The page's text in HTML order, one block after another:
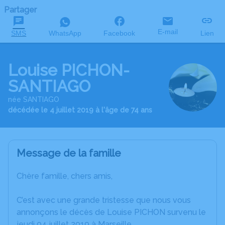
Partager
SMS WhatsApp Facebook E-mail Lien
Louise PICHON-
SANTIAGO
née SANTIAGO
décédée le 4 juillet 2019 à l'âge de 74 ans
Message de la famille
Chère famille, chers amis,
C’est avec une grande tristesse que nous vous
annonçons le décès de Louise PICHON survenu le